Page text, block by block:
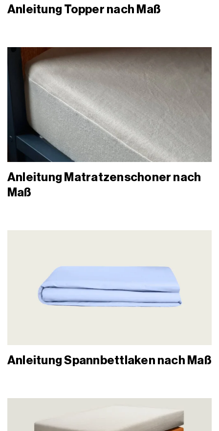
Anleitung Topper nach Maß
Anleitung Matratzenschoner nach
Maß
Anleitung Spannbettlaken nach Maß